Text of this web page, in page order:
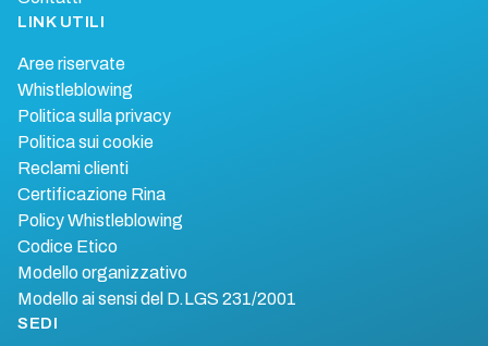
LINK UTILI
Aree riservate
Whistleblowing
Politica sulla privacy
Politica sui cookie
Reclami clienti
Certificazione Rina
Policy Whistleblowing
Codice Etico
Modello organizzativo
Modello ai sensi del D.LGS 231/2001
SEDI